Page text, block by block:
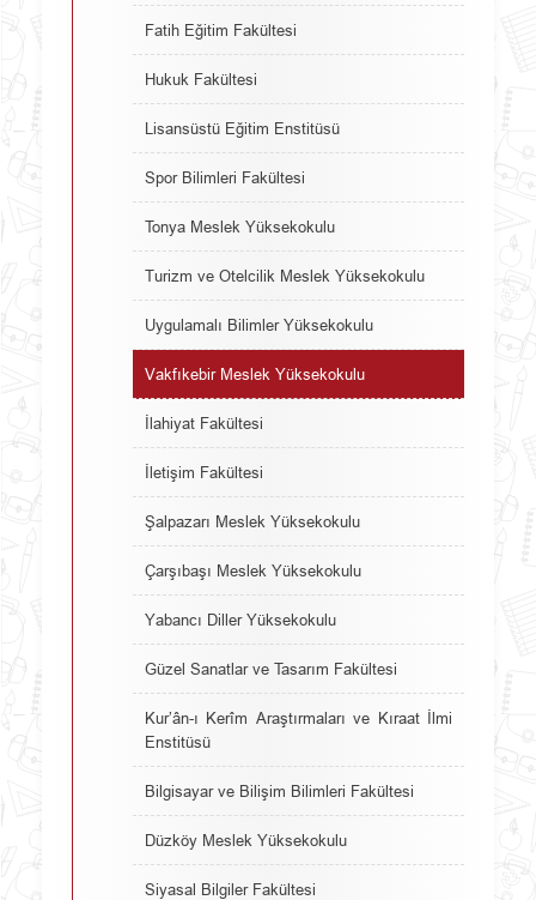
Fatih Eğitim Fakültesi
Hukuk Fakültesi
Lisansüstü Eğitim Enstitüsü
Spor Bilimleri Fakültesi
Tonya Meslek Yüksekokulu
Turizm ve Otelcilik Meslek Yüksekokulu
Uygulamalı Bilimler Yüksekokulu
Vakfıkebir Meslek Yüksekokulu
İlahiyat Fakültesi
İletişim Fakültesi
Şalpazarı Meslek Yüksekokulu
Çarşıbaşı Meslek Yüksekokulu
Yabancı Diller Yüksekokulu
Güzel Sanatlar ve Tasarım Fakültesi
Kur’ân-ı Kerîm Araştırmaları ve Kıraat İlmi
Enstitüsü
Bilgisayar ve Bilişim Bilimleri Fakültesi
Düzköy Meslek Yüksekokulu
Siyasal Bilgiler Fakültesi